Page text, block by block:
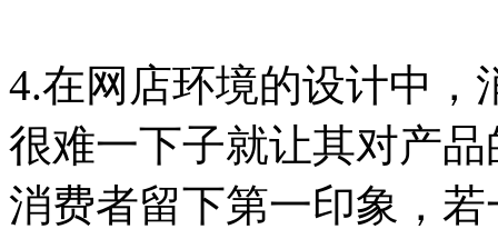
4.在网店环境的设计中，
很难一下子就让其对产
消费者留下第一印象，